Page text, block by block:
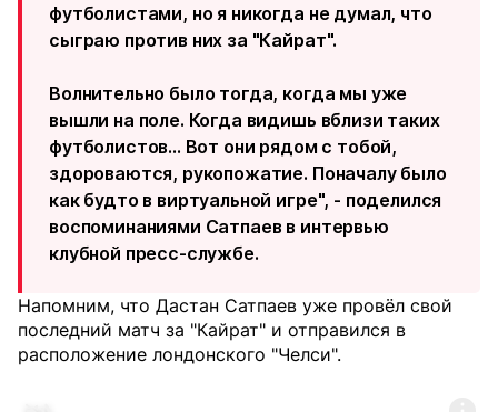
футболистами, но я никогда не думал, что
сыграю против них за "Кайрат".
Волнительно было тогда, когда мы уже
вышли на поле. Когда видишь вблизи таких
футболистов... Вот они рядом с тобой,
здороваются, рукопожатие. Поначалу было
как будто в виртуальной игре", - поделился
воспоминаниями Сатпаев в интервью
клубной пресс-службе.
Напомним, что Дастан Сатпаев уже провёл свой
последний матч за "Кайрат" и отправился в
расположение лондонского "Челси".